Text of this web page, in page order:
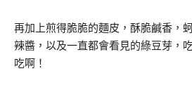
再加上煎得脆脆的麵皮，酥脆鹹香，
辣醬，以及一直都會看見的綠豆芽，
吃啊！